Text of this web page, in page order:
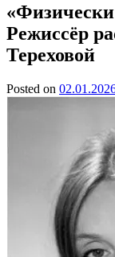
Режиссёр
Тереховой
Posted on